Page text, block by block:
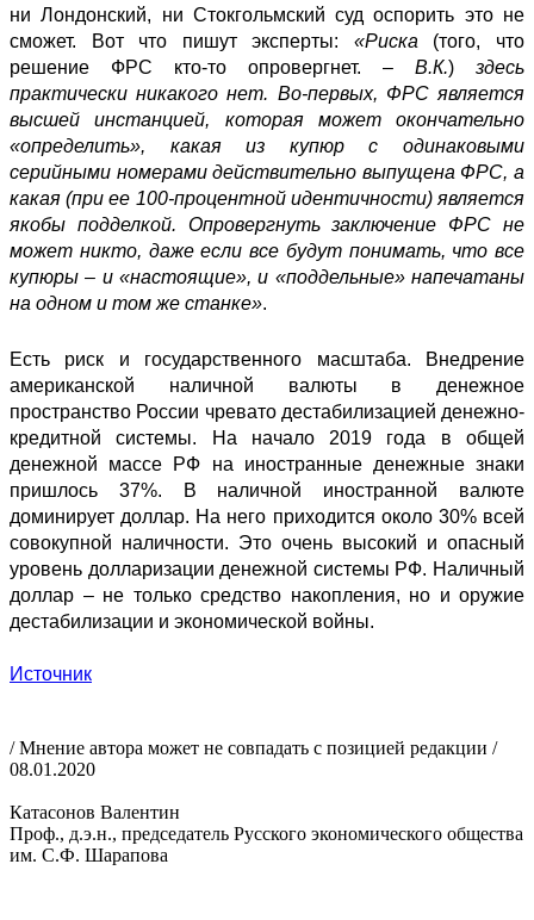
ни Лондонский, ни Стокгольмский суд оспорить это не
сможет. Вот что пишутэксперты: «Риска (того, что
решение ФРС кто-то опровергнет. – В.К.) здесь
практически никакого нет. Во-первых, ФРС является
высшей инстанцией, которая может окончательно
«определить», какая из купюр с одинаковыми
серийными номерами действительно выпущена ФРС, а
какая (при ее 100-процентной идентичности) является
якобы подделкой. Опровергнуть заключение ФРС не
может никто, даже если все будут понимать, что все
купюры – и «настоящие», и «поддельные» напечатаны
на одном и том же станке».
Есть риск и государственного масштаба. Внедрение
американской наличной валюты в денежное
пространство России чревато дестабилизацией денежно-
кредитной системы. На начало 2019 года в общей
денежной массе РФ на иностранные денежные знаки
пришлось 37%. В наличной иностранной валюте
доминирует доллар. На него приходится около 30% всей
совокупной наличности. Это очень высокий и опасный
уровень долларизации денежной системы РФ. Наличный
доллар – не только средство накопления, но и оружие
дестабилизации и экономической войны.
Источник
/ Мнение автора может не совпадать с позицией редакции /
08.01.2020
Катасонов Валентин
Проф., д.э.н., председатель Русского экономического общества
им. С.Ф. Шарапова